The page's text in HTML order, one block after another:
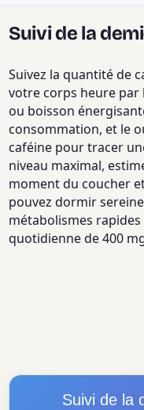
Suivi de la
Suivez la quantité de
votre corps heure par
ou boisson
consommation, et le
caféine pour tracer
niveau maximal,
moment du coucher
pouvez dormir
métabolismes
quotidienne de 400
Suivi de la